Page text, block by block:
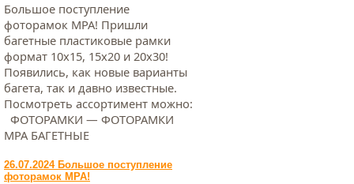
Большое поступление
фоторамок МРА! Пришли
багетные пластиковые рамки
формат 10х15, 15х20 и 20х30!
Появились, как новые варианты
багета, так и давно известные.
Посмотреть ассортимент можно:
ФОТОРАМКИ — ФОТОРАМКИ
МРА БАГЕТНЫЕ
26.07.2024 Большое поступление
фоторамок МРА!